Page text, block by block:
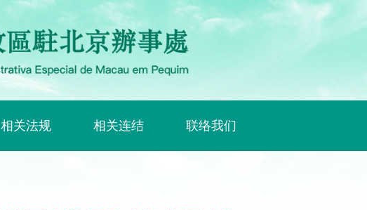
相关法规 相关连结 联络我们